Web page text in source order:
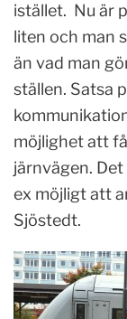
istället. Nu är
liten och man
än vad man
ställen. Satsa
möjlighet att
järnvägen.
ex möjligt att
Sjöstedt.